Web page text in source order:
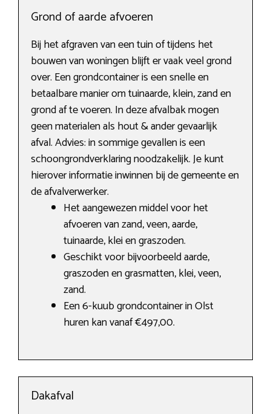
Grond of aarde afvoeren
Bij het afgraven van een tuin of tijdens het
bouwen van woningen blijft er vaak veel grond
over. Een grondcontainer is een snelle en
betaalbare manier om tuinaarde, klein, zand en
grond af te voeren. In deze afvalbak mogen
geen materialen als hout & ander gevaarlijk
afval. Advies: in sommige gevallen is een
schoongrondverklaring noodzakelijk. Je kunt
hierover informatie inwinnen bij de gemeente en
de afvalverwerker.
Het aangewezen middel voor het
afvoeren van zand, veen, aarde,
tuinaarde, klei en graszoden.
Geschikt voor bijvoorbeeld aarde,
graszoden en grasmatten, klei, veen,
zand.
Een 6-kuub grondcontainer in Olst
huren kan vanaf €497,00.
Dakafval